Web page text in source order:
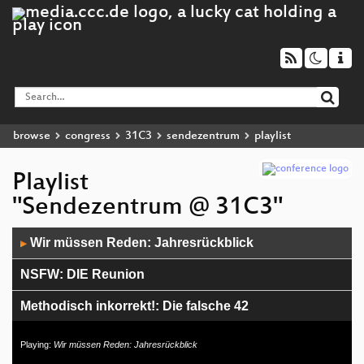
browse congress 31C3 sendezentrum playlist
Playlist
"Sendezentrum @ 31C3"
Player
▶ Wir müssen Reden: Jahresrückblick
NSFW: DIE Reunion
Methodisch inkorrekt!: Die falsche 42
Playing: Wir müssen Reden: Jahresrückblick